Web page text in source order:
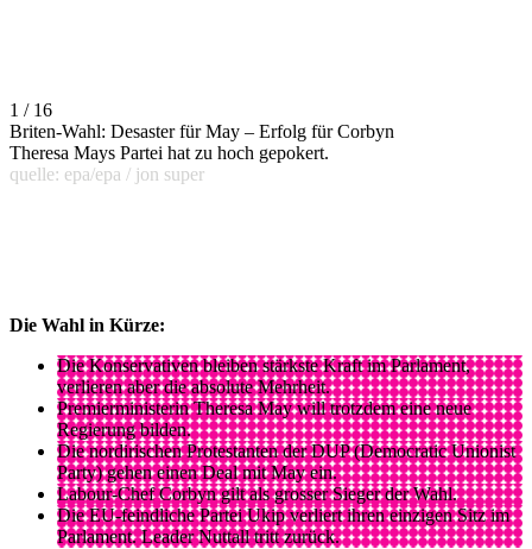
1 / 16
Briten-Wahl: Desaster für May – Erfolg für Corbyn
Theresa Mays Partei hat zu hoch gepokert.
quelle: epa/epa / jon super
Die Wahl in Kürze:
Die Konservativen bleiben stärkste Kraft im Parlament,
verlieren aber die absolute Mehrheit.
Premierministerin Theresa May will trotzdem eine neue
Regierung bilden.
Die nordirischen Protestanten der DUP (Democratic Unionist
Party) gehen einen Deal mit May ein.
Labour-Chef Corbyn gilt als grosser Sieger der Wahl.
Die EU-feindliche Partei Ukip verliert ihren einzigen Sitz im
Parlament. Leader Nuttall tritt zurück.